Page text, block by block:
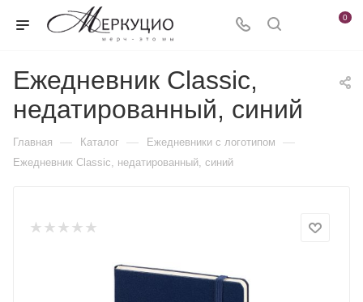
0
Ежедневник Classic,
недатированный, синий
Главная — Каталог — Ежедневники c логотипом —
Ежедневник Classic, недатированный, синий